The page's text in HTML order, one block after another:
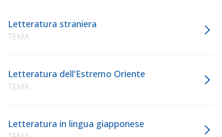
Letteratura straniera
TEMA
Letteratura dell'Estremo Oriente
TEMA
Letteratura in lingua giapponese